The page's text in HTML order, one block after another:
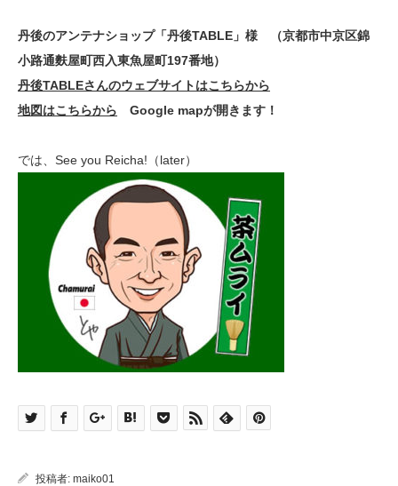
丹後のアンテナショップ「丹後TABLE」様
（京都市中京区錦
小路通麩屋町西入東魚屋町197番地）
丹後TABLEさんのウェブサイトはこちらから
地図はこちらから Google mapが開きます！
では、See you Reicha!（later）
投稿者: maiko01